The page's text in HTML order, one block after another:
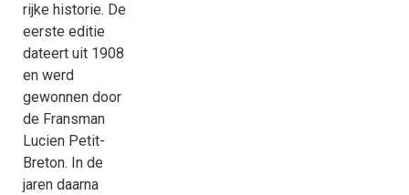
rijke historie. De
eerste editie
dateert uit 1908
en werd
gewonnen door
de Fransman
Lucien Petit-
Breton. In de
jaren daarna